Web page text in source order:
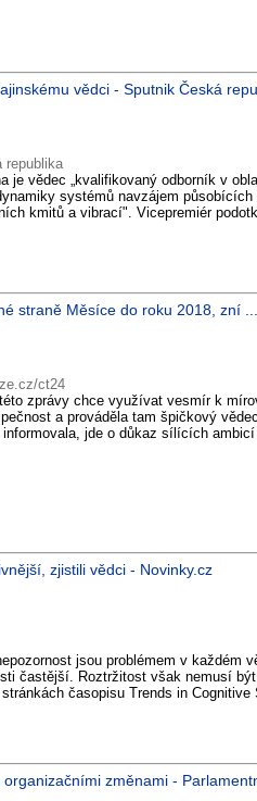
vědci - Sputnik Česká
republika
je vědec „kvalifikovaný odborník v
systémů navzájem
kmitů a vibrací". Vicepremiér
straně Měsíce do roku 2018, zní
ct24
zprávy chce využívat vesmír k
a prováděla tam špičkový
informovala, jde o důkaz sílících
zjistili vědci - Novinky.cz
jsou problémem v každém
častější. Roztržitost však nemusí
časopisu Trends in
změnami -